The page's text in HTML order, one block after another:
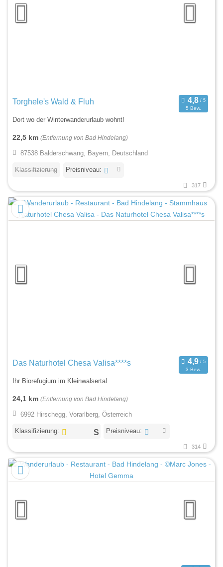
Torghele's Wald & Fluh
5 Bew.
Dort wo der Winterwanderurlaub wohnt!
22,5 km (Entfernung von Bad Hindelang)
87538 Balderschwang, Bayern, Deutschland
Klassifizierung Preisniveau:
317
Das Naturhotel Chesa Valisa****s
3 Bew.
Ihr Biorefugium im Kleinwalsertal
24,1 km (Entfernung von Bad Hindelang)
6992 Hirschegg, Vorarlberg, Österreich
Klassifizierung: Preisniveau:
314